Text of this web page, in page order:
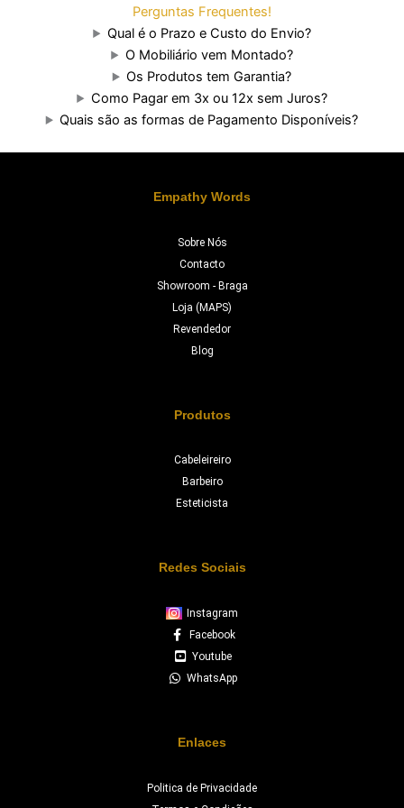
Perguntas Frequentes!
Qual é o Prazo e Custo do Envio?
O Mobiliário vem Montado?
Os Produtos tem Garantia?
Como Pagar em 3x ou 12x sem Juros?
Quais são as formas de Pagamento Disponíveis?
Empathy Words
Sobre Nós
Contacto
Showroom - Braga
Loja (MAPS)
Revendedor
Blog
Produtos
Cabeleireiro
Barbeiro
Esteticista
Redes Sociais
Instagram
Facebook
Youtube
WhatsApp
Enlaces
Politica de Privacidade